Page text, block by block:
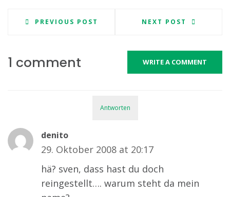
PREVIOUS POST NEXT POST
1 comment WRITE A COMMENT
Antworten
denito
29. Oktober 2008 at 20:17
hä? sven, dass hast du doch
reingestellt…. warum steht da mein